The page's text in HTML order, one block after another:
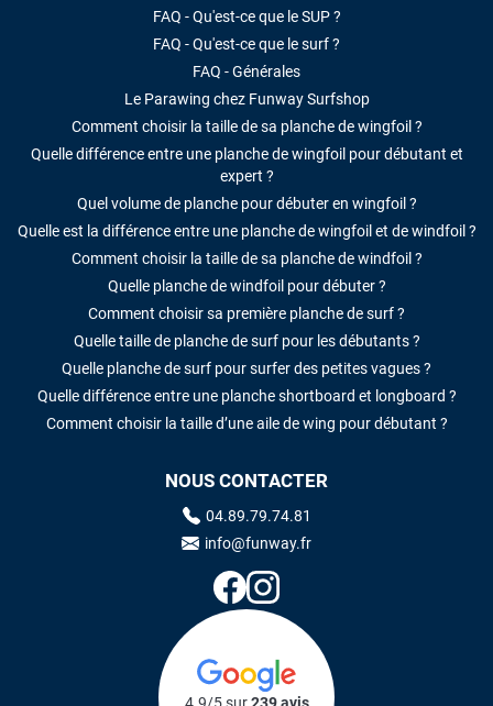
FAQ - Qu'est-ce que le SUP ?
FAQ - Qu'est-ce que le surf ?
FAQ - Générales
Le Parawing chez Funway Surfshop
Comment choisir la taille de sa planche de wingfoil ?
Quelle différence entre une planche de wingfoil pour débutant et
expert ?
Quel volume de planche pour débuter en wingfoil ?
Quelle est la différence entre une planche de wingfoil et de windfoil ?
Comment choisir la taille de sa planche de windfoil ?
Quelle planche de windfoil pour débuter ?
Comment choisir sa première planche de surf ?
Quelle taille de planche de surf pour les débutants ?
Quelle planche de surf pour surfer des petites vagues ?
Quelle différence entre une planche shortboard et longboard ?
Comment choisir la taille d’une aile de wing pour débutant ?
NOUS CONTACTER
04.89.79.74.81
info@funway.fr